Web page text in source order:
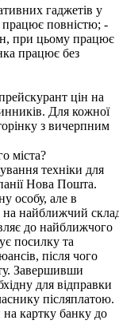
гаджетів у
працює повністю; -
при цьому працює
працює без
цін на
Для кожної
з вичерпним
міста?
техніки для
Нова Пошта.
особу, але в
на найближчий
до найближчого
посилку та
після чого
Завершивши
для відправки
післяплатою.
картку банку до